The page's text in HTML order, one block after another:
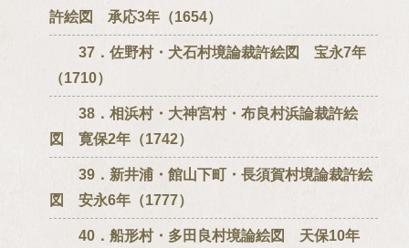
許絵図 承応3年（1654）
37．佐野村・犬石村境論裁許絵図 宝永7年
（1710）
38．相浜村・大神宮村・布良村浜論裁許絵
図 寛保2年（1742）
39．新井浦・館山下町・長須賀村境論裁許絵
図 安永6年（1777）
40．船形村・多田良村境論絵図 天保10年